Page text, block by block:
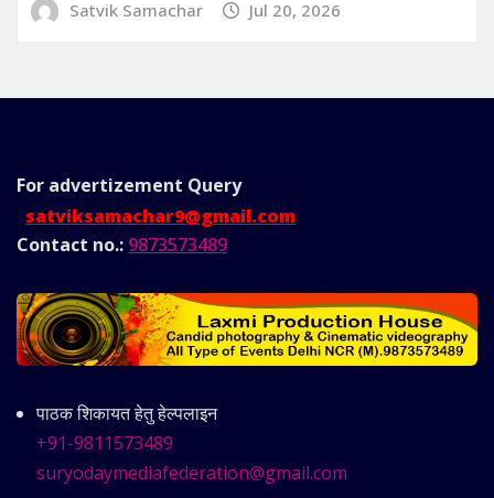
Satvik Samachar Jul 20, 2026
For advertizement Query
satviksamachar9@gmail.com
Contact no.: 9873573489
पाठक शिकायत हेतु हेल्पलाइन
+91-9811573489
suryodaymediafederation@gmail.com